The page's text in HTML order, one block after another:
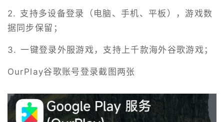
2. 支持多设备登录（电脑、手机、平板），游戏数
据同步保留；
3. 一键登录外服游戏，支持上千款海外谷歌游戏；
OurPlay谷歌账号登录截图两张